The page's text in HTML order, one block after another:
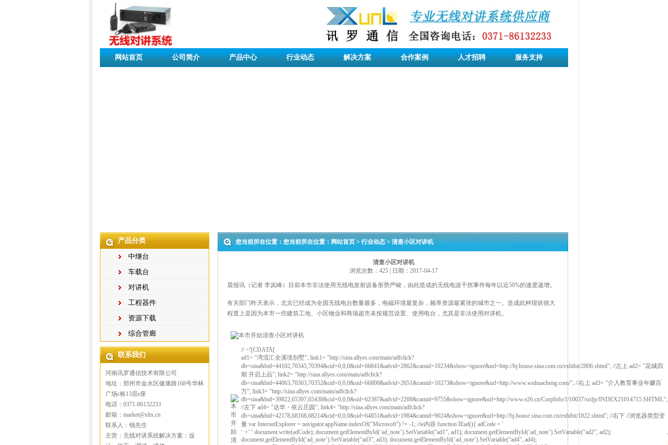
网站首页 公司简介 产品中心 行业动态 解决方案 合作案例 人才招聘 服务支持
产品分类
中继台
车载台
对讲机
工程器件
资源下载
综合管廊
联系我们
河南讯罗通信技术有限公司
地址：郑州市金水区健康路168号华林
广场c栋13层e座
电话：0371-86132233
邮箱：market@xltx.cn
联系人：钱先生
主营：无线对讲系统解决方案：设
您当前所在位置：您当前所在位置：网站首页>行业动态> 清查小区对讲机
清查小区对讲机
浏览次数：425 | 日期：2017-04-17
晨报讯（记者 李岚峰）目前本市非法使用无线电发射设备形势严峻，由此造成的无线电波干扰事件每年以近50%的速度递增。
有关部门昨天表示，北京已经成为全国无线电台数量最多，电磁环境最复杂，频率资源最紧张的城市之一。造成此种现状很大
程度上是因为本市一些建筑工地、小区物业和商场超市未按规范设置、使用电台，尤其是非法使用对讲机。
// <![CDATA[
ad1= "湾流汇全溪境别墅"; link1= "http://sina.allyes.com/main/adfclick?
db=sina&bid=44102,70345,70394&cid=0,0,0&sid=66841&advid=2862&camid=10234&show=ignore&url=http://bj.house.sina.com.cn/exhibit/2806.shtml"; //左上 ad2= "花城四
期 开启上品"; link2= "http://sina.allyes.com/main/adfclick?
db=sina&bid=44063,70303,70352&cid=0,0,0&sid=66800&advid=2651&camid=10273&show=ignore&url=http://www.wnhuacheng.com/"; //右上 ad3= "介入教育事业年赚百
万"; link3= "http://sina.allyes.com/main/adfclick?
db=sina&bid=39822,65397,65438&cid=0,0,0&sid=62387&advid=2208&camid=9755&show=ignore&url=http://www.e26.cn/CorpInfo/1/10037/srdjy/INDEX21014715.SHTML";
//左下 ad4= "达华・依云庄园"; link4= "http://sina.allyes.com/main/adfclick?
db=sina&bid=42178,68168,68214&cid=0,0,0&sid=64851&advid=1984&camid=9024&show=ignore&url=http://bj.house.sina.com.cn/exhibit/1822.shtml"; //右下 //浏览器类型变
量 var InternetExplorer = navigator.appName.indexOf("Microsoft") != -1; //ie内容 function IEad(){ adCode = '
‘ +’ ‘ document.write(adCode); document.getElementById(‘ad_note’).SetVariable(“ad1”, ad1); document.getElementById(‘ad_note’).SetVariable(“ad2”, ad2);
document.getElementById(‘ad_note’).SetVariable(“ad3”, ad3); document.getElementById(‘ad_note’).SetVariable(“ad4”, ad4);